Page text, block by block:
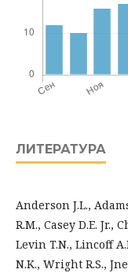
ЛИТЕРАТУРА
Anderson J.L.,
R.M., Casey D.E. Jr.,
Levin T.N., Lincoff
N.K., Wright R.S.,